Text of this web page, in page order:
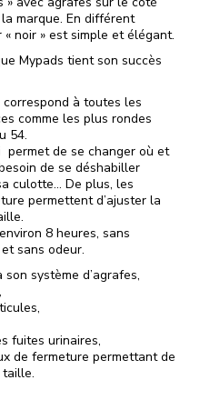
marque. En différent
noir » est simple et élégant.
Mypads tient son succès
à toutes les
comme les plus rondes
54.
permet de se changer où et
de se déshabiller
culotte… De plus, les
permettent d’ajuster la
8 heures, sans
sans odeur.
système d’agrafes,
fuites urinaires,
de fermeture permettant de